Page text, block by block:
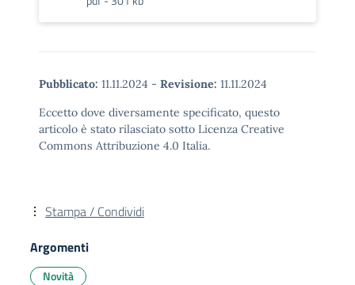
Pubblicato: 11.11.2024 - Revisione: 11.11.2024
Eccetto dove diversamente specificato, questo
articolo è stato rilasciato sotto Licenza Creative
Commons Attribuzione 4.0 Italia.
Stampa / Condividi
Argomenti
Novità